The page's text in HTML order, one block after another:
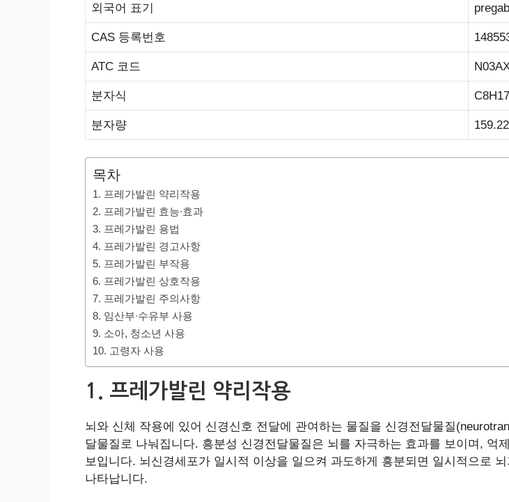
외국어 표기
CAS 등록번호
ATC 코드
분자식
분자량
목차
1. 프레가발린 약리작용
2. 프레가발린 효능∙효과
3. 프레가발린 용법
4. 프레가발린 경고사항
5. 프레가발린 부작용
6. 프레가발린 상호작용
7. 프레가발린 주의사항
8. 임산부∙수유부 사용
9. 소아, 청소년 사용
10. 고령자 사용
1. 프레가발린 약리작용
뇌와 신체 작용에 있어 신경신호 전달에 관여하는 물질을 신경전달물질
달물질로 나눠집니다. 흥분성 신경전달물질은 뇌를 자극하는 효과를 보이며,
보입니다. 뇌신경세포가 일시적 이상을 일으켜 과도하게 흥분되면 일시적으로
나타납니다.